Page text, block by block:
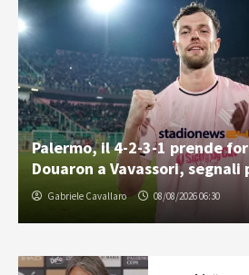
Palermo, il 4-2-3-1 prende
Douaron a Vavassori,
Gabriele Cavallaro 08/08/2026 06:30